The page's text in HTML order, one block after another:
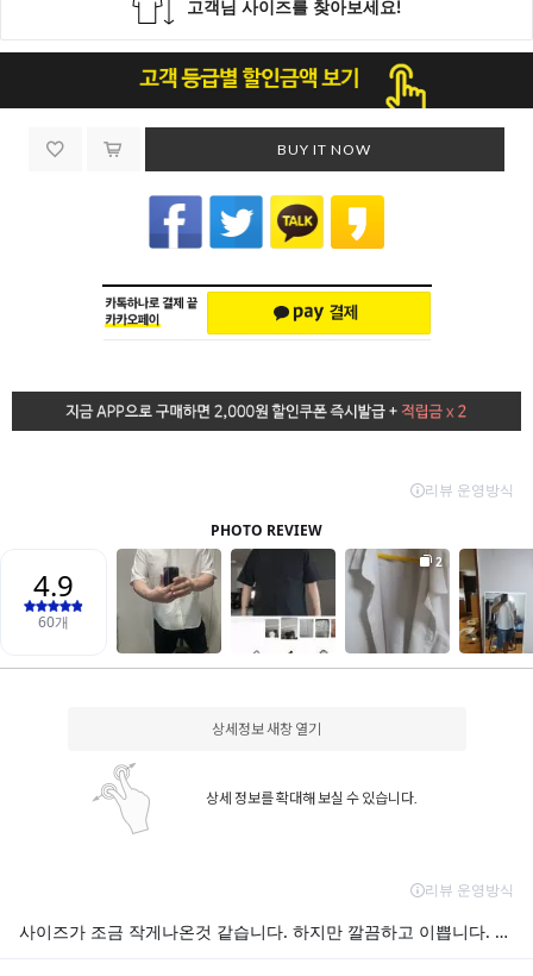
BUY IT NOW
상세정보 새창 열기
상세 정보를 확대해 보실 수 있습니다.